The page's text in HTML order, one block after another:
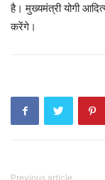
है। मुख्यमंत्री योगी
करेंगे।
Previous article